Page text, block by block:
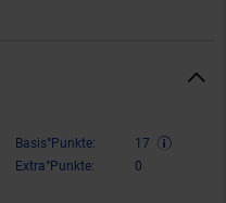
Basis°Punkte:
17
Extra°Punkte:
0